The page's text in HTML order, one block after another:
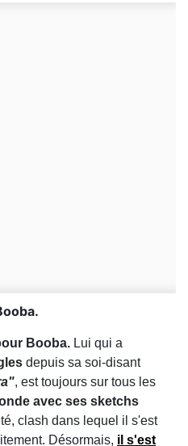
Booba. Lui qui a
depuis sa soi-disant
, est toujours sur tous les
avec ses sketchs
clash dans lequel il s'est
Désormais, il s'est